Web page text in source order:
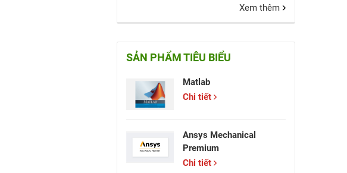
Xem thêm
SẢN PHẨM TIÊU BIỂU
Matlab
Chi tiết
Ansys Mechanical
Premium
Chi tiết